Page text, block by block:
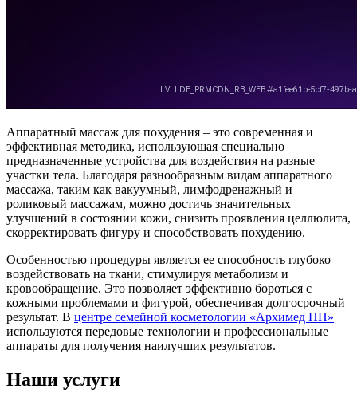
Аппаратный массаж для похудения – это современная и
эффективная методика, использующая специально
предназначенные устройства для воздействия на разные
участки тела. Благодаря разнообразным видам аппаратного
массажа, таким как вакуумный, лимфодренажный и
роликовый массажам, можно достичь значительных
улучшений в состоянии кожи, снизить проявления целлюлита,
скорректировать фигуру и способствовать похудению.
Особенностью процедуры является ее способность глубоко
воздействовать на ткани, стимулируя метаболизм и
кровообращение. Это позволяет эффективно бороться с
кожными проблемами и фигурой, обеспечивая долгосрочный
результат. В центре семейной косметологии «Архимед НН»
используются передовые технологии и профессиональные
аппараты для получения наилучших результатов.
Наши услуги